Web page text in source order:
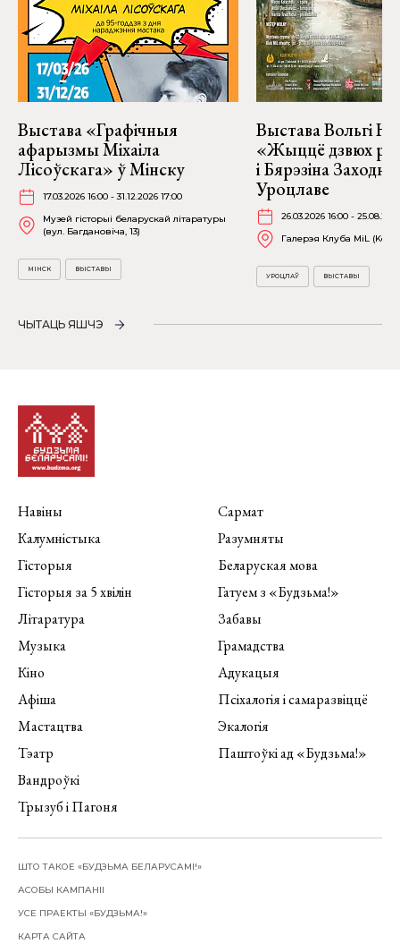
Выстава «Графічныя
афарызмы Міхаіла
Лісоўскага» ў Мінску
17.03.2026 16:00 - 31.12.2026 17:00
Музей гісторыі беларускай літаратуры
(вул. Багдановіча, 13)
МІНСК ВЫСТАВЫ
Выстава Вольгі
«Жыццё дзвюх
і Бярэзіна
Уроцлаве
26.03.2026 16:00 -
Галерэя Клуба MiL
УРОЦЛАЎ ВЫСТАВЫ
ЧЫТАЦЬ ЯШЧЭ
Навіны
Калумністыка
Гісторыя
Гісторыя за 5 хвілін
Літаратура
Музыка
Кіно
Афіша
Мастацтва
Тэатр
Вандроўкі
Трызуб і Пагоня
Сармат
Разумняты
Беларуская мова
Гатуем з «Будзьма!»
Забавы
Грамадства
Адукацыя
Псіхалогія і самаразвіццё
Экалогія
Паштоўкі ад «Будзьма!»
ШТО ТАКОЕ «БУДЗЬМА БЕЛАРУСАМІ!»
АСОБЫ КАМПАНІІ
УСЕ ПРАЕКТЫ «БУДЗЬМА!»
КАРТА САЙТА